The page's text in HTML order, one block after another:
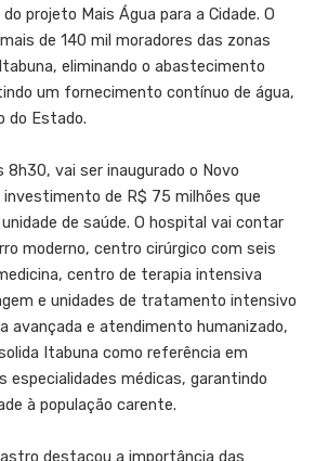
projeto Mais Água para a Cidade. O
de 140 mil moradores das zonas
eliminando o abastecimento
um fornecimento contínuo de água,
do Estado.
vai ser inaugurado o Novo
de R$ 75 milhões que
de saúde. O hospital vai contar
moderno, centro cirúrgico com seis
centro de terapia intensiva
e unidades de tratamento intensivo
avançada e atendimento humanizado,
Itabuna como referência em
especialidades médicas, garantindo
à população carente.